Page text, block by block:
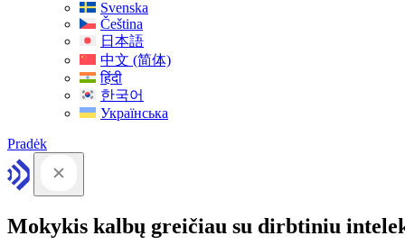
Svenska
Čeština
日本語
中文 (简体)
हिंदी
한국어
Українська
Pradėk
Mokykis kalbų greičiau su dirbtiniu